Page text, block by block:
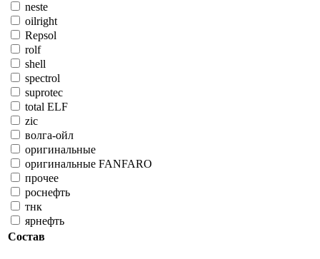
neste
oilright
Repsol
rolf
shell
spectrol
suprotec
total ELF
zic
волга-ойл
оригинальные
оригинальные FANFARO
прочее
роснефть
тнк
ярнефть
Состав